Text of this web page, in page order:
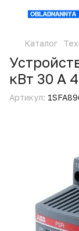
Каталог
кВт 30 А
Артикул: